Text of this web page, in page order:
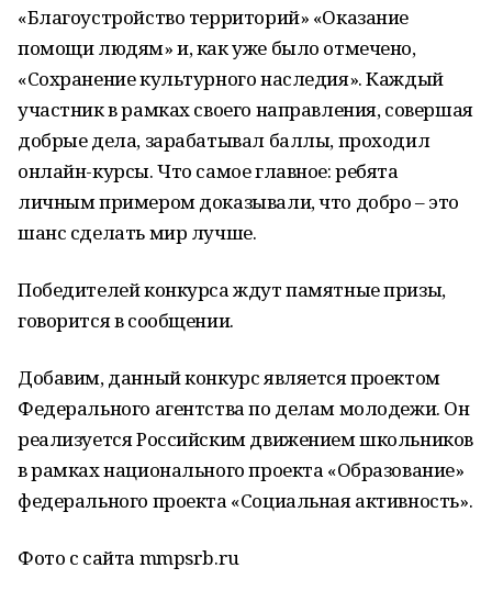
«Благоустройство территорий» «Оказание
помощи людям» и, как уже было отмечено,
«Сохранение культурного наследия». Каждый
участник в рамках своего направления, совершая
добрые дела, зарабатывал баллы, проходил
онлайн-курсы. Что самое главное: ребята
личным примером доказывали, что добро – это
шанс сделать мир лучше.
Победителей конкурса ждут памятные призы,
говорится в сообщении.
Добавим, данный конкурс является проектом
Федерального агентства по делам молодежи. Он
реализуется Российским движением школьников
в рамках национального проекта «Образование»
федерального проекта «Социальная активность».
Фото с сайта mmpsrb.ru